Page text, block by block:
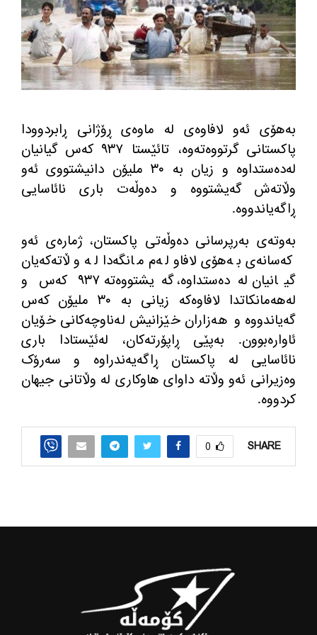
بەهۆی ئەو لافاوەی لە ماوەی ڕۆژانی ڕابردوودا
پاکستانی گرتووەتەوە، تائێستا ٩٣٧ کەس گیانیان
لەدەستداوە و زیان بە ٣٠ ملیۆن دانیشتووی ئەو
وڵاتەش گەیشتووە و ده‌وڵه‌ت باری نائاسایی
ڕاگه‌یاندووه‌.
به‌وته‌ی به‌رپرسانی ده‌وڵه‌تی پاكستان، ژمارەى ئەو
کەسانەى بەهۆى لافاو لەم مانگەدا لە وڵاتەکەیان
گیانیان لەدەستداوە، گەیشتووەتە ٩٣٧ كه‌س و
لەهەمانکاتدا لافاوەکە زیانى بە ٣٠ ملیۆن كه‌س
گەیاندووە و هەزاران خێزانیش لەناوچەکانى خۆیان
ئاوارەبوون‌. به‌پێی ڕاپۆرته‌كان، لەئێستادا بارى
نائاسایی لە پاکستان ڕاگەیەندراوە و سەرۆک
وەزیرانی ئه‌و وڵاته‌ داوای هاوكاری له‌ وڵاتانی جیهان
كردووه‌.
SHARE
0